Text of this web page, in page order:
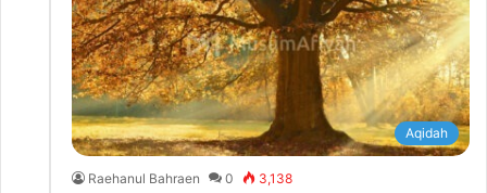
Aqidah
Raehanul Bahraen 0 3,138